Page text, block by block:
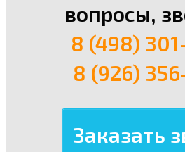
вопросы,
8 (498)
8 (926)